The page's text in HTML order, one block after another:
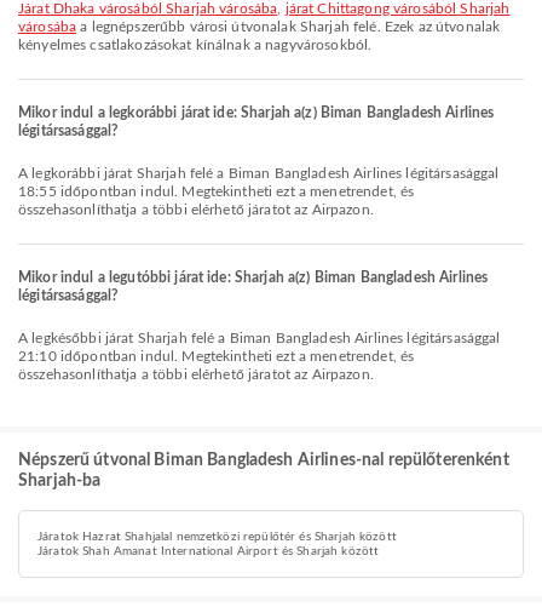
járat Dhaka városából Sharjah városába járat Chittagong városából Sharjah
városába a legnépszerűbb városi útvonalak Sharjah felé. Ezek az útvonalak
kényelmes csatlakozásokat kínálnak a nagyvárosokból.
Mikor indul a legkorábbi járat ide: Sharjah a(z) Biman Bangladesh Airlines
légitársasággal?
A legkorábbi járat Sharjah felé a Biman Bangladesh Airlines légitársasággal
18:55 időpontban indul. Megtekintheti ezt a menetrendet, és
összehasonlíthatja a többi elérhető járatot az Airpazon.
Mikor indul a legutóbbi járat ide: Sharjah a(z) Biman Bangladesh Airlines
légitársasággal?
A legkésőbbi járat Sharjah felé a Biman Bangladesh Airlines légitársasággal
21:10 időpontban indul. Megtekintheti ezt a menetrendet, és
összehasonlíthatja a többi elérhető járatot az Airpazon.
Népszerű útvonal Biman Bangladesh Airlines-nal repülőterenként
Sharjah-ba
Járatok Hazrat Shahjalal nemzetközi repülőtér és Sharjah között
Járatok Shah Amanat International Airport és Sharjah között